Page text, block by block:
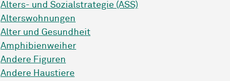
Alters- und Sozialstrategie (ASS)
Alterswohnungen
Alter und Gesundheit
Amphibienweiher
Andere Figuren
Andere Haustiere